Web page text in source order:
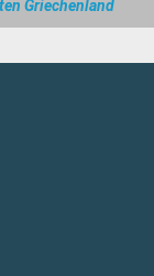
Griechenland